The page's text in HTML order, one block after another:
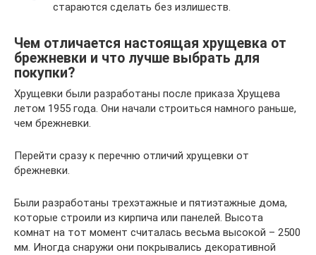
стараются сделать без излишеств.
Чем отличается настоящая хрущевка от
брежневки и что лучше выбрать для
покупки?
Хрущевки были разработаны после приказа Хрущева
летом 1955 года. Они начали строиться намного раньше,
чем брежневки.
Перейти сразу к перечню отличий хрущевки от
брежневки.
Были разработаны трехэтажные и пятиэтажные дома,
которые строили из кирпича или панелей. Высота
комнат на тот момент считалась весьма высокой – 2500
мм. Иногда снаружи они покрывались декоративной